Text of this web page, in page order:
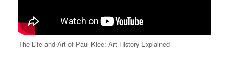
The Life and Art of Paul Klee: Art History Explained